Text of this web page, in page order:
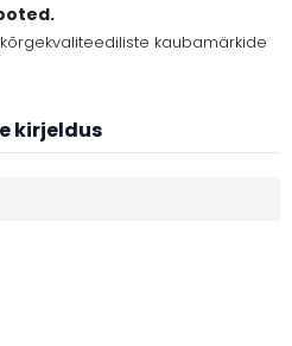
kaubamärkide
kirjeldus